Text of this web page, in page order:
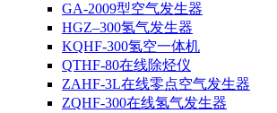
GA-2009型空气发生器
HGZ–300氢气发生器
KQHF-300氢空一体机
QTHF-80在线除烃仪
ZAHF-3L在线零点空气发生器
ZQHF-300在线氢气发生器